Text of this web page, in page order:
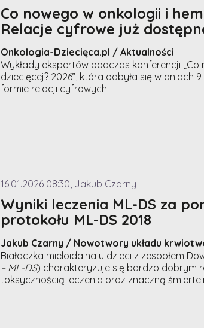
Co nowego w onkologii i
Relacje cyfrowe już
Onkologia-Dziecięca.pl / Aktualności
Wykłady ekspertów podczas konferencji
dziecięcej? 2026”, która odbyła się w dniach
formie relacji cyfrowych.
16.01.2026 08:30, Jakub Czarny
Wyniki leczenia ML-DS za
protokołu ML-DS 2018
Jakub Czarny / Nowotwory układu
Białaczka mieloidalna u dzieci z zespołem
– ML-DS) charakteryzuje się bardzo dobrym
toksycznością leczenia oraz znaczną